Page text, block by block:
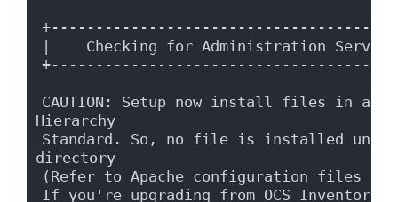
|    Checking for Administration
CAUTION: Setup now install files in
Hierarchy
Standard. So, no file is installed under
directory
(Refer to Apache configuration files
If you're upgrading from OCS Inventory